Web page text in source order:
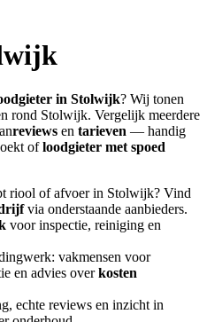
in Stolwijk? Wij tonen
rond Stolwijk. Vergelijk meerdere
reviews en tarieven — handig
ofloodgieter met spoed
riool of afvoer in Stolwijk? Vind
via onderstaande aanbieders.
voor inspectie, reiniging en
vakmensen voor
en advies overkosten
echte reviews en inzicht in